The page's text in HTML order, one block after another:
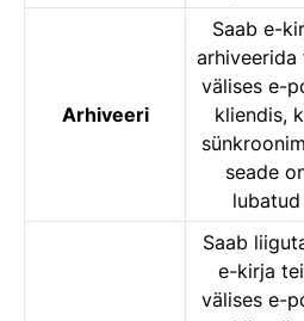
Arhiveeri
Saab e-
arhiveerida
välises e-
kliendis,
seade
lubatud
Saab
e-kirja
välises e-